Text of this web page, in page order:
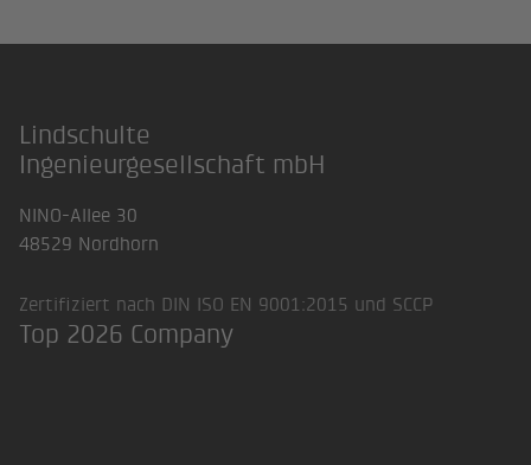
Footer
Lindschulte
Ingenieurgesellschaft mbH
NINO-Allee 30
48529 Nordhorn
Zertifiziert nach DIN ISO EN 9001:2015 und SCCP
Top 2026 Company